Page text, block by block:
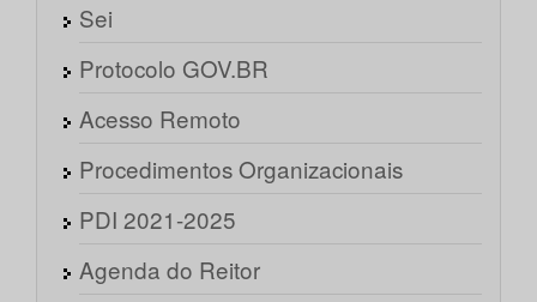
Sei
Protocolo GOV.BR
Acesso Remoto
Procedimentos Organizacionais
PDI 2021-2025
Agenda do Reitor